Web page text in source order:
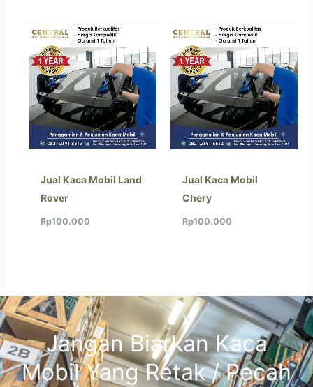
Jual Kaca Mobil Land
Rover
Rp100.000
Jual Kaca Mobil
Chery
Rp100.000
Jangan Biarkan Kaca
Mobil Yang Retak / Pecah